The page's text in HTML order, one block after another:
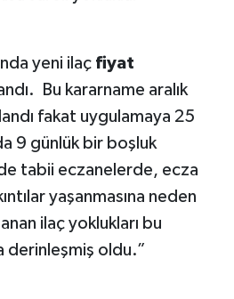
yeni ilaç fiyat
Bu kararname aralık
fakat uygulamaya 25
9 günlük bir boşluk
de tabii eczanelerde, ecza
yaşanmasına neden
ilaç yoklukları bu
derinleşmiş oldu.”